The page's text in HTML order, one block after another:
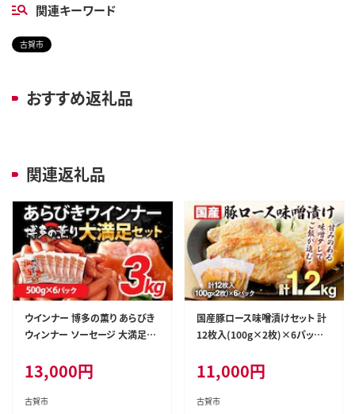
関連キーワード
古賀市
おすすめ返礼品
関連返礼品
ウインナー 博多の薫り あらびき
ウィンナー ソーセージ 大満足セ
セージ ランキング 人気 おかず
惣菜 粗挽き お弁当 焼肉 にも ソ
ーセージ 冷蔵 おつまみ 食品 ス
13,000円
古賀市
国産豚ロース味噌漬けセット 計
12枚入(100g×2枚)×6パック
豚 ロース 豚肉 柔らかい みそ漬
け 小分け 惣菜 おかず 時短 焼く
だけ 冷凍 味付き肉 ポーク お手
11,000円
古賀市